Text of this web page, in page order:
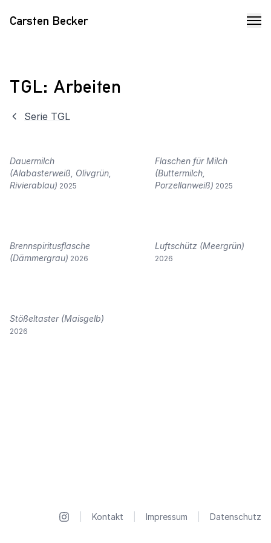
Carsten Becker
TGL: Arbeiten
Serie TGL
Dauermilch
(Alabasterweiß, Olivgrün,
Rivierablau) 2025
Flaschen für Milch
(Buttermilch,
Porzellanweiß) 2025
Brennspiritusflasche
(Dämmergrau) 2026
Luftschütz (Meergrün)
2026
Stößeltaster (Maisgelb)
2026
Kontakt Impressum Datenschutz